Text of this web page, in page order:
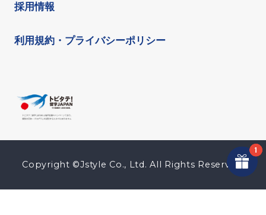
採用情報
利用規約・プライバシーポリシー
Copyright ©Jstyle Co., Ltd. All Rights Reserved.